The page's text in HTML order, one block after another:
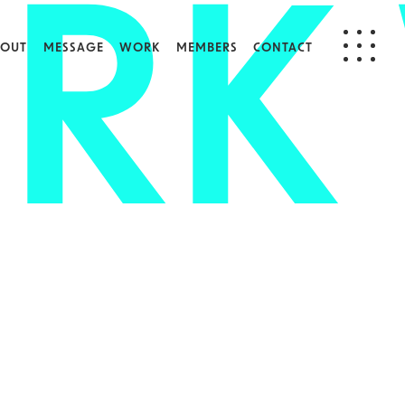
MESSAGE WORK MEMBERS CONTACT